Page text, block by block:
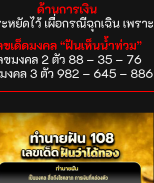
ด้านการเงิน
ยัดไว้ เผื่อกรณีฉุกเฉิน เพร
ขเด็ดมงคล “ฝันเห็นน้ำท่วม”
ขมงคล 2 ตัว 88 – 35 – 76
งคล 3 ตัว 982 – 645 – 886